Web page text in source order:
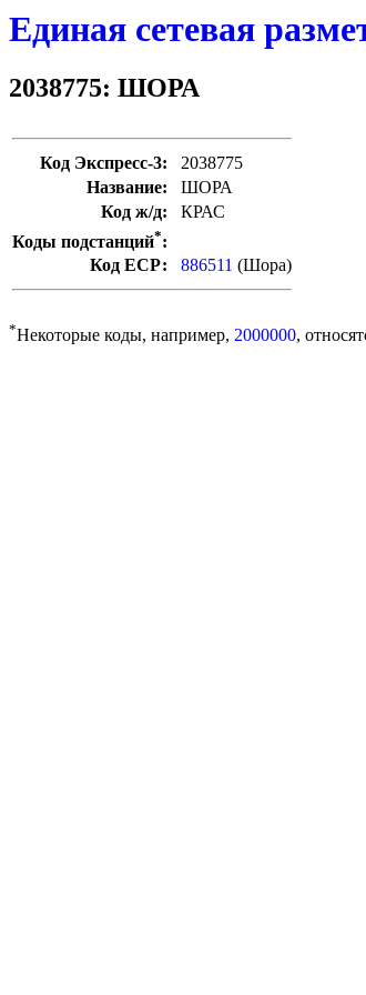
Единая сетевая
2038775: ШОРА
Код Экспресс-3:
2038775
Название:
ШОРА
Код ж/д:
КРАС
Коды подстанций*:
Код ЕСР:
886511 (Шора)
*Некоторые коды, например, 2000000,